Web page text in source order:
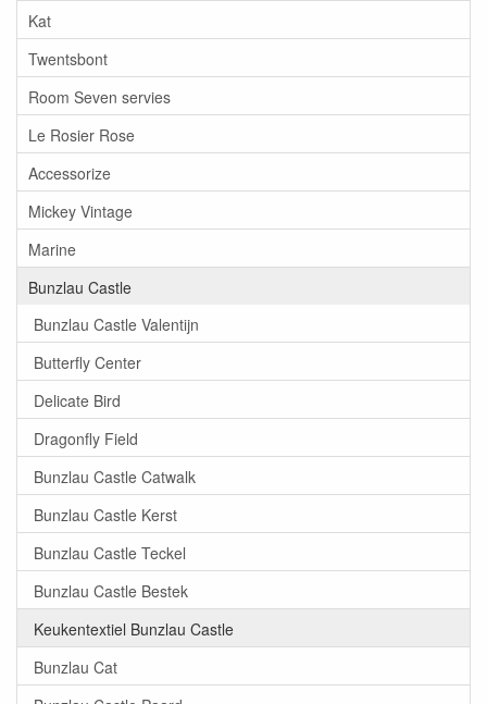
Kat
Twentsbont
Room Seven servies
Le Rosier Rose
Accessorize
Mickey Vintage
Marine
Bunzlau Castle
Bunzlau Castle Valentijn
Butterfly Center
Delicate Bird
Dragonfly Field
Bunzlau Castle Catwalk
Bunzlau Castle Kerst
Bunzlau Castle Teckel
Bunzlau Castle Bestek
Keukentextiel Bunzlau Castle
Bunzlau Cat